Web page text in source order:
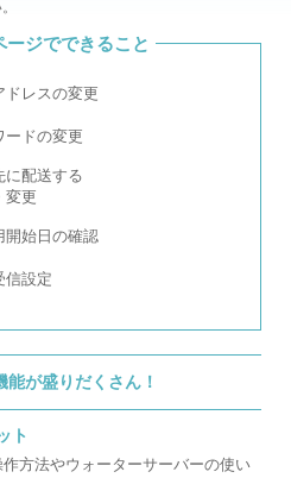
ージでできること
ドレスの変更
ードの変更
に配送する
変更
開始日の確認
信設定
能が盛りだくさん！
ト
方法やウォーターサーバーの使い